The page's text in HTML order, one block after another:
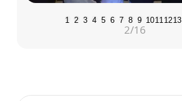
1 2 3 4 5 6 7 8 9 1011 1213
2/16